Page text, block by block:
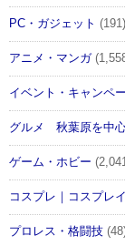
PC・ガジェット (191)
アニメ・マンガ
イベント・キャンペ
グルメ 秋葉原を中
ゲーム・ホビー
コスプレ｜コスプレ
プロレス・格闘技